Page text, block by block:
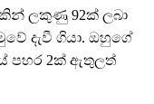
ලකුණු 92ක් ලබා
දැවී ගියා. ඔහුගේ
පහර 2ක් ඇතුලත්